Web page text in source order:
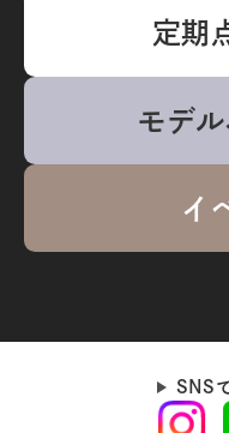
定期
モデ
イ
SNS